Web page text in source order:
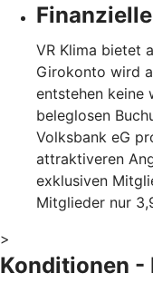
VR Klima bietet
Girokonto wird
entstehen keine
beleglosen
Volksbank eG
attraktiveren
exklusiven
Mitglieder nur
>
Konditionen -